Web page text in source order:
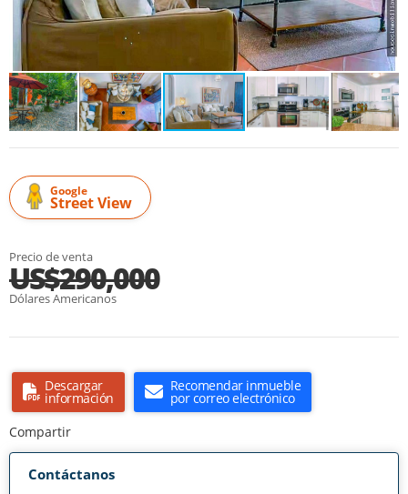
Google
Street View
Precio de venta
US$290,000
Dólares Americanos
Descargar
información
Recomendar inmueble
por correo electrónico
Compartir
Contáctanos